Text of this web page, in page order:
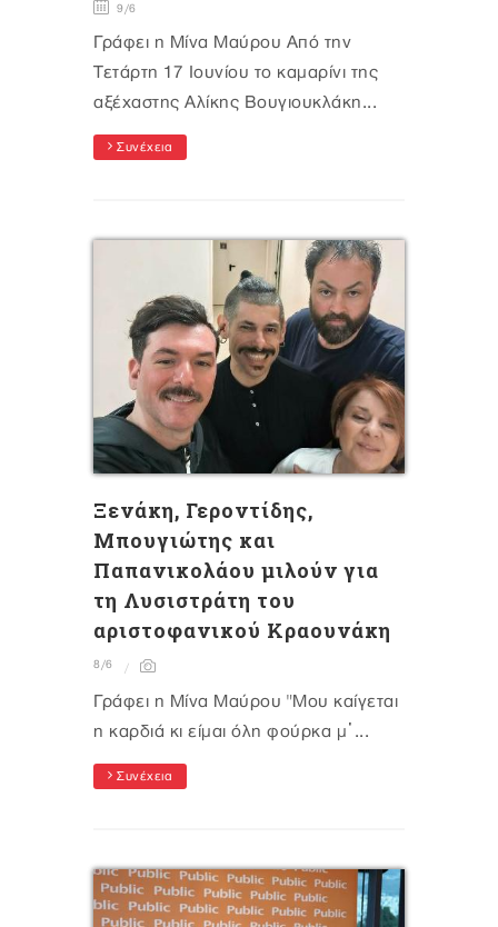
9/6
Γράφει η Μίνα Μαύρου Από την
Τετάρτη 17 Ιουνίου το καμαρίνι της
αξέχαστης Αλίκης Βουγιουκλάκη...
Συνέχεια
Ξενάκη, Γεροντίδης,
Μπουγιώτης και
Παπανικολάου μιλούν για
τη Λυσιστράτη του
αριστοφανικού Κραουνάκη
8/6
Γράφει η Μίνα Μαύρου "Μου καίγεται
η καρδιά κι είμαι όλη φούρκα μ᾽...
Συνέχεια